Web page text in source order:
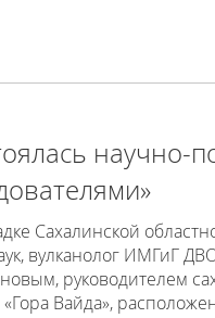
научно-
Сахалинской
вулканолог ИМГиГ
руководителем
Вайда»,